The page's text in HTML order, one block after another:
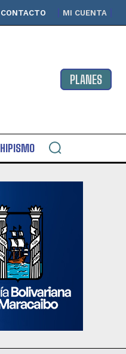
CONTACTO MI CUENTA
PLANES
HIPISMO